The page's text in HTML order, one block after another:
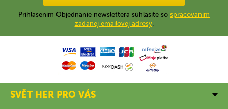
Prihlásením Objednanie newslettera súhlasíte so spracovaním
zadanej emailovej adresy.
SVĚT HER PRO VÁS